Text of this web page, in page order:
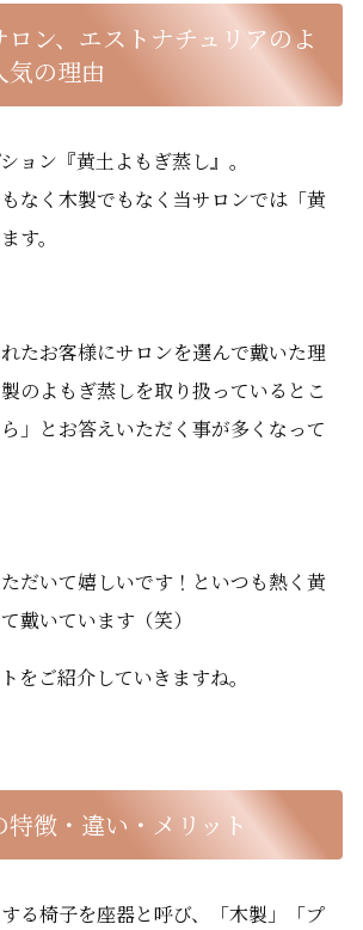
ン、エストナチュリアのよ
気の理由
ョン『黄土よもぎ蒸し』。
なく木製でもなく当サロンでは「黄
す。
たお客様にサロンを選んで戴いた理
のよもぎ蒸しを取り扱っているとこ
」とお答えいただく事が多くなって
だいて嬉しいです！といつも熱く黄
戴いています（笑）
をご紹介していきますね。
特徴・違い・メリット
る椅子を座器と呼び、「木製」「プ